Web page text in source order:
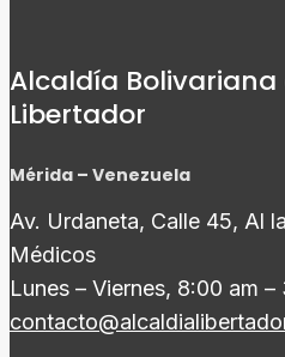
Alcaldía
Libertador
Mérida – Venezuela
Av. Urdaneta, Calle 45, Al
Médicos
Lunes – Viernes, 8:00 am